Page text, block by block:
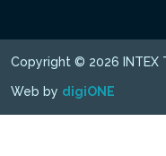
Copyright © 2026 INTEX
Web by digiONE